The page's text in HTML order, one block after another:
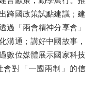
跨國政策試點建議；建
過「兩會精神分享會」
溝通；講好中國故事，
數位媒體展示國家科技
會對「一國兩制」的信